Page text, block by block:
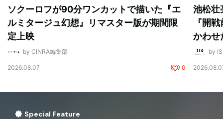
ソクーロフが90分ワンカットで描いた『エ
ルミタージュ幻想』リマスター版が期間限
定上映
by CINRA編集部
2026.08.07 0
池松壮
『開
かわせ
by
Special Feature